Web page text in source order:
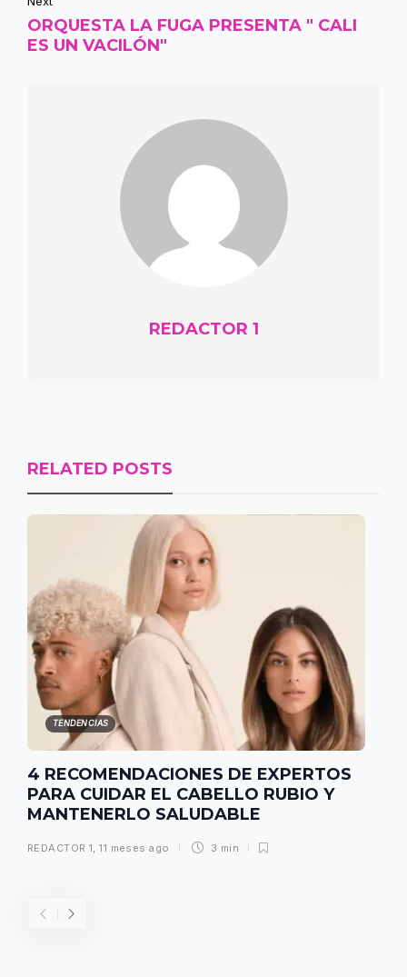
ORQUESTA LA FUGA PRESENTA " CALI
ES UN VACILÓN"
REDACTOR 1
RELATED POSTS
TENDENCIAS
4 RECOMENDACIONES DE EXPERTOS
PARA CUIDAR EL CABELLO RUBIO Y
MANTENERLO SALUDABLE
REDACTOR 1,11 meses ago 3 min